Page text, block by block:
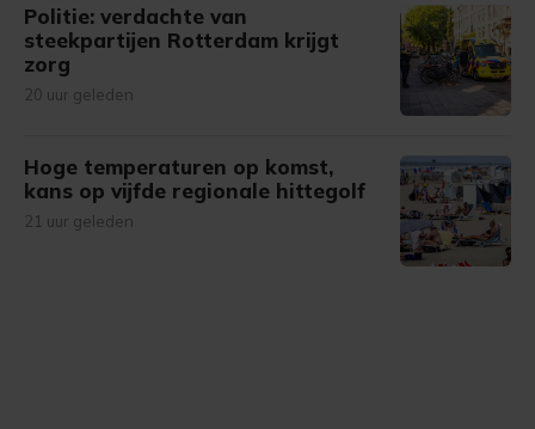
Politie: verdachte van
steekpartijen Rotterdam krijgt
zorg
20 uur geleden
Hoge temperaturen op komst,
kans op vijfde regionale hittegolf
21 uur geleden